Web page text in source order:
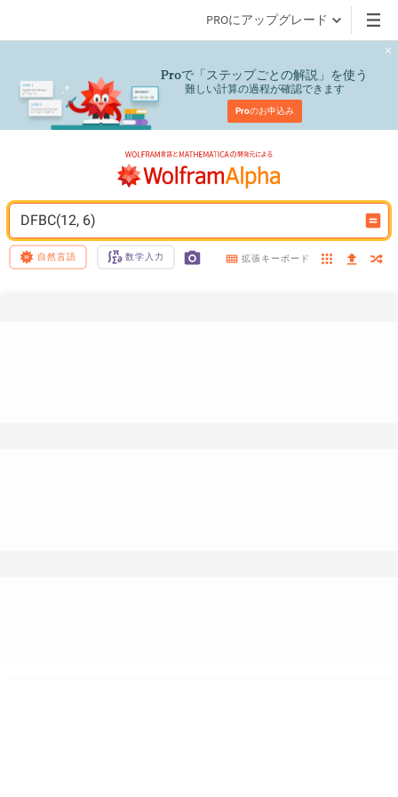
PROにアップグレード
Proで「ステップごとの解説」を使う
難しい計算の過程が確認できます
Proのお申込み
DFBC(12, 6)
自然言語 数学入力 拡張キーボード